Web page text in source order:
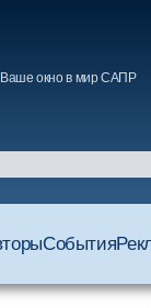
Ваше окно в мир САПР
События